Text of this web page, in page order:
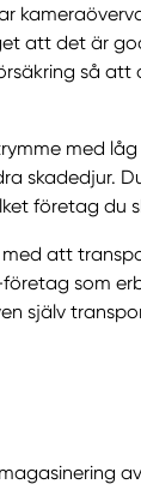
att det är
så att
med
skadedjur.
företag du
att
som
själv